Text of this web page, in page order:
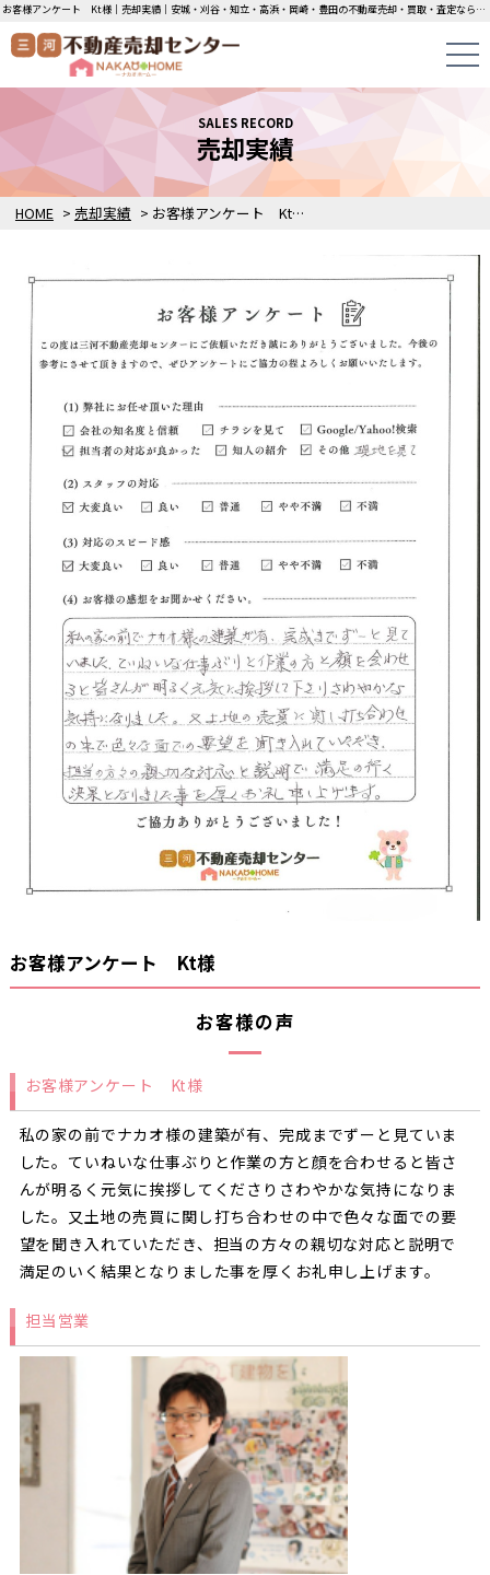
お客様アンケート Kt様｜売却実績｜安城・刈谷・知立・高浜・岡崎・豊田の不動産売却・買取・査定なら三河不動産売却センターにお任せください！土地・中古一戸建ての即日無料査定・即金買取を行っています！
HOME > 売却実績 > お客様アンケート Kt様
SALES RECORD
売却実績
お客様アンケート Kt様
お客様の声
お客様アンケート Kt様
私の家の前でナカオ様の建築が有、完成までずーと見ていま
した。ていねいな仕事ぶりと作業の方と顔を合わせると皆さ
んが明るく元気に挨拶してくださりさわやかな気持になりま
した。又土地の売買に関し打ち合わせの中で色々な面での要
望を聞き入れていただき、担当の方々の親切な対応と説明で
満足のいく結果となりました事を厚くお礼申し上げます。
担当営業